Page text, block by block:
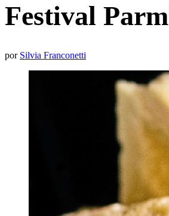
Festival
por Silvia Franconetti